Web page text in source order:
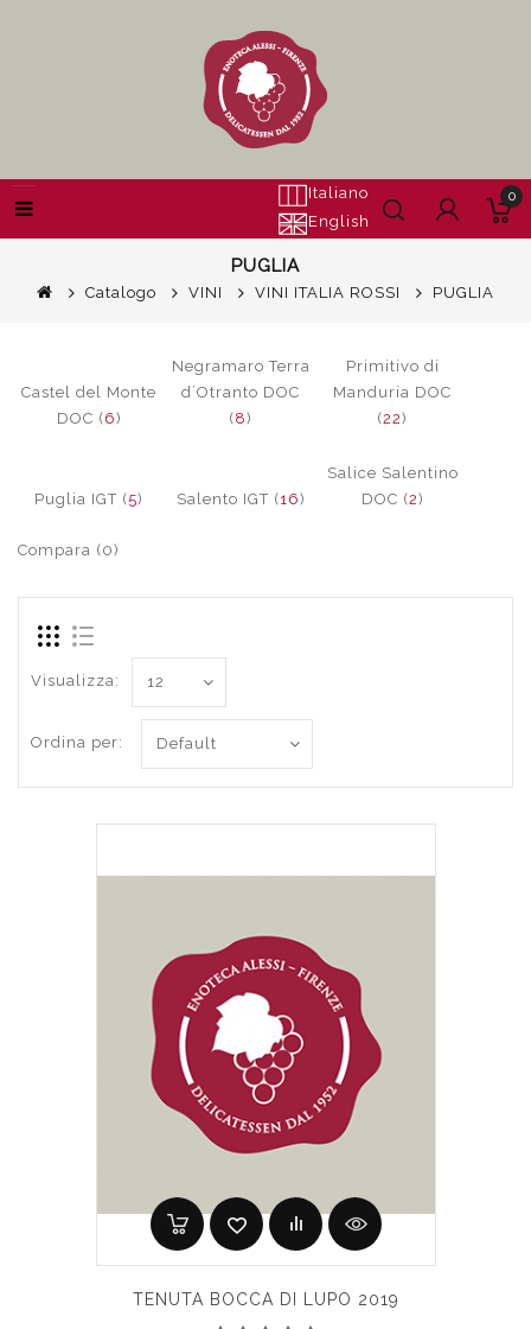
Italiano
English
0
PUGLIA
Catalogo VINI VINI ITALIA ROSSI PUGLIA
Castel del Monte
DOC (6)
Negramaro Terra
d´Otranto DOC
(8)
Primitivo di
Manduria DOC
(22)
Puglia IGT (5) Salento IGT (16)
Salice Salentino
DOC (2)
Compara (0)
Visualizza:
Ordina per:
TENUTA BOCCA DI LUPO 2019